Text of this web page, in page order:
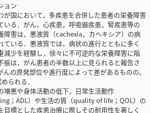
ョン
国において，多疾患を合併した患者の栄養障害
いる．がん，心疾患，呼吸器疾患，腎疾患等の
障害は，悪液質（cachexia，カヘキシア）の病
ている．悪液質では，病状の進行とともに多く
減少を経験し，徐々に不可逆的な栄養障害に陥
振は，がん患者の半数以上に見られると報告さ
の原発部位や進行度によって差があるものの，
られる．
悪や身体活動の低下，日常生活動作
；ADL）や生活の質（quality of life；QOL）の
目標とした疾患治療に際しその耐用性を著しく